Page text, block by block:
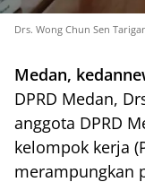
Drs. Wong Chun Sen
Medan,
DPRD Medan,
anggota DPRD
kelompok kerja
merampungkan